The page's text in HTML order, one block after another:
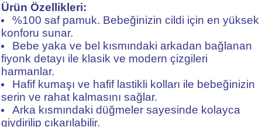
Ürün Özellikleri:
%100 saf pamuk. Bebeğinizin cildi için en yüksek
konforu sunar.
Bebe yaka ve bel kısmındaki arkadan bağlanan
fiyonk detayı ile klasik ve modern çizgileri
harmanlar.
Hafif kumaşı ve hafif lastikli kolları ile bebeğinizin
serin ve rahat kalmasını sağlar.
Arka kısmındaki düğmeler sayesinde kolayca
giydirilip çıkarılabilir.